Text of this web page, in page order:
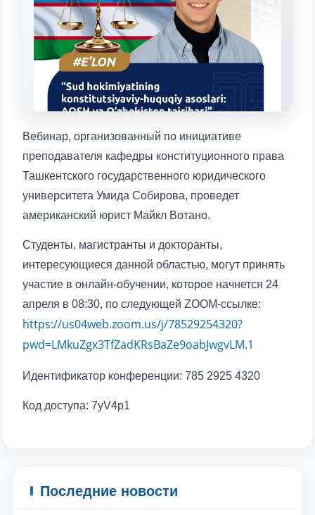
Ваш номер телефона
отправить
Вебинар, организованный по инициативе
преподавателя кафедры конституционного права
Ташкентского государственного юридического
университета Умида Собирова, проведет
американский юрист Майкл Вотано.
Студенты, магистранты и докторанты,
интересующиеся данной областью, могут принять
участие в онлайн-обучении, которое начнется 24
апреля в 08:30, по следующей ZOOM-ссылке:
https://us04web.zoom.us/j/78529254320?
pwd=LMkuZgx3TfZadKRsBaZe9oabJwgvLM.1
Идентификатор конференции: 785 2925 4320
Код доступа: 7yV4p1
Последние новости
Выберите тему — затем появятся
конкретные вопросы:
1. Документы (бакалавр) (5) 2. Документы (магистр) (4)
3. Собеседование (бакалавр) (8)
4. Собеседование (магистр) (5)
6. Онлайн-заявки (15) 7. Колл-центр (4)
8. Квота (бакалавриат) (1) 9. Квота (магистратура) (1)
✉️ Написать администратору